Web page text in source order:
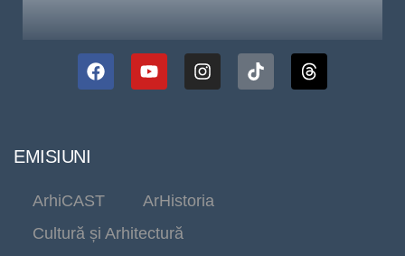
EMISIUNI
ArhiCAST
ArHistoria
Cultură și Arhitectură